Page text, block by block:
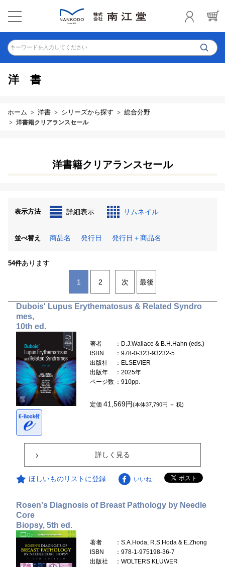
キーワードを入力してください
洋書
ホーム 洋書 シリーズから探す 総合分野
洋書籍クリアランスセール
洋書籍クリアランスセール
表示方法 詳細表示 サムネイル
並べ替え 商品名 発行日 発行日＋商品名
54件あります
1 2 次 最後
Dubois' Lupus Erythematosus & Related Syndro
mes,
10th ed.
著者
：D.J.Wallace & B.H.Hahn (eds.)
ISBN
：978-0-323-93232-5
出版社
：ELSEVIER
出版年
：2025年
ページ数 ：910pp.
定価41,569円(本体37,790円 ＋ 税)
詳しく見る
ほしいものリストに登録 いいね
Rosen's Diagnosis of Breast Pathology by Needle
Core
Biopsy, 5th ed.
著者
：S.A.Hoda, R.S.Hoda & E.Zhong
ISBN
：978-1-975198-36-7
出版社
：WOLTERS KLUWER